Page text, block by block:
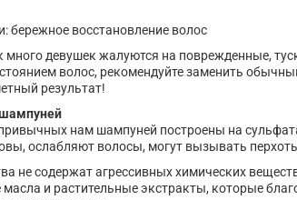
бережное восстановление волос
много девушек жалуются на поврежденные,
волос, рекомендуйте заменить
результат!
нам шампуней построены на
ослабляют волосы, могут вызывать
не содержат агрессивных химических
и растительные экстракты, которые